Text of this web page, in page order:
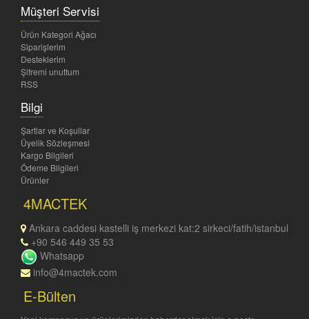
Müşteri Servisi
Ürün Kategori Ağacı
Siparişlerim
Desteklerim
Şifremi unuttum
RSS
Bilgi
Şartlar ve Koşullar
Üyelik Sözleşmesi
Kargo Bilgileri
Ödeme Bilgileri
Ürünler
4MACTEK
Ankara caddesi kastelli iş merkezi kat:2 sirkeci/fatih/istanbul
+90 546 449 35 53
Whatsapp
info@4mactek.com
E-Bülten